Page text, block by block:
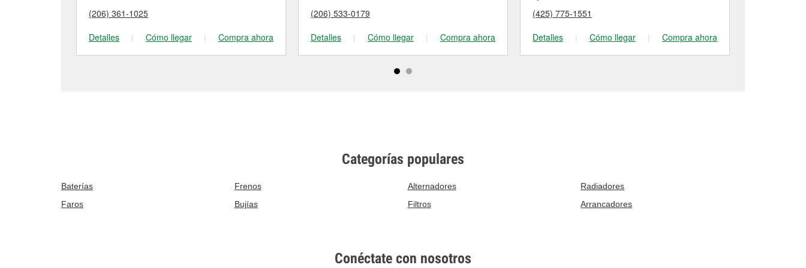
(206) 361-1025
Detalles
| Cómo llegar | Compra ahora
(206) 533-0179
Detalles
| Cómo llegar | Compra ahora
(425) 775-1551
Detalles
| Cómo llegar | Compra ahora
Categorías populares
Baterías Frenos Alternadores
Radiadores
Faros
Bujías Filtros Arrancadores
Conéctate con nosotros